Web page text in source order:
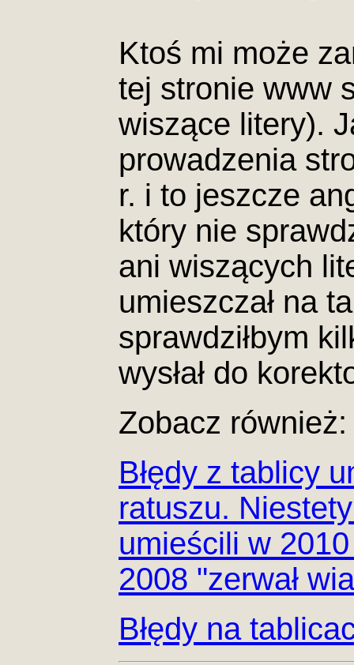
Ktoś mi może
tej stronie www
wiszące litery).
prowadzenia
r. i to jeszcze
który nie
ani wiszących
umieszczał na
sprawdziłbym
wysłał do
Zobacz również:
Błędy z tablicy
ratuszu.
umieścili w
2008 "zerwał
Błędy na